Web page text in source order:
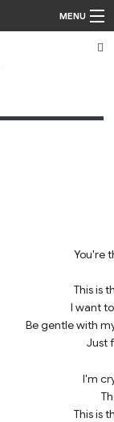
MENU
You're
This is
I want
Be gentle with
I'm
This is